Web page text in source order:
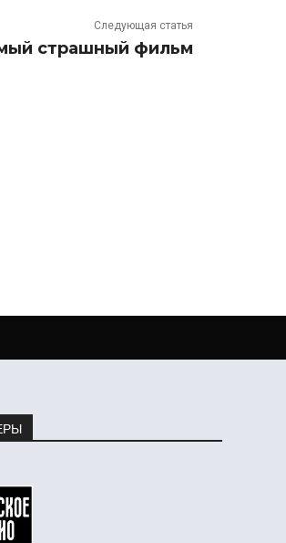
Следующая статья
страшный фильм